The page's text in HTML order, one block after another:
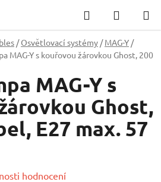
Hledat
KOŠÍK
/ Osvětlovací systémy / MAG-Y /
MAG-Y s kouřovou žárovkou Ghost, 200
MAG-Y s
Ghost,
E27 max. 57
hodnocení